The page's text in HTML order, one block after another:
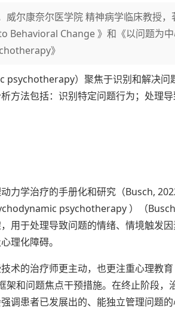
尔康奈尔医学院 精神病学临床教授
Behavioral Change 》和《以问题为
》
psychotherapy）聚焦于识别和解决问
方法包括：识别特定问题行为；处理
力学治疗的手册化和研究（Busch,
psychotherapy ）（
用于处理导致问题的情绪、情境触发
理化障碍。
术的治疗师更主动，也更注重心理教
和问题焦点干预措施。在终止阶段，
调患者已发展出的、能独立管理问题